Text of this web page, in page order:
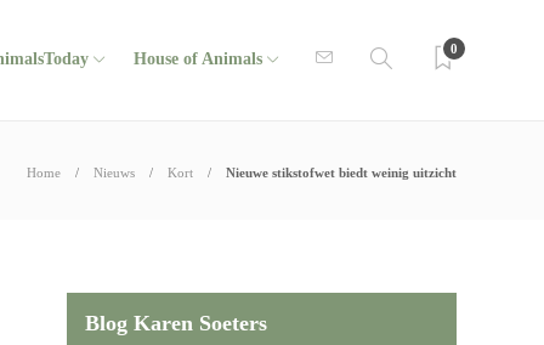
House of Animals
0
Home Nieuws Kort Nieuwe stikstofwet biedt weinig uitzicht
Blog Karen Soeters